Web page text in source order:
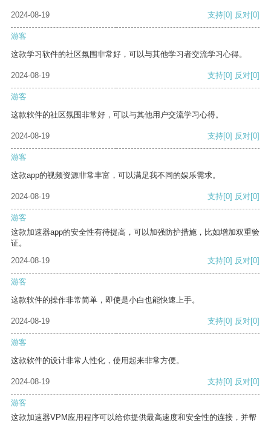
2024-08-19 支持[0] 反对[0]
游客
这款学习软件的社区氛围非常好，可以与其他学习者交流学习心得。
2024-08-19 支持[0] 反对[0]
游客
这款软件的社区氛围非常好，可以与其他用户交流学习心得。
2024-08-19 支持[0] 反对[0]
游客
这款app的视频资源非常丰富，可以满足我不同的娱乐需求。
2024-08-19 支持[0] 反对[0]
游客
这款加速器app的安全性有待提高，可以加强防护措施，比如增加双重验
证。
2024-08-19
支持[0] 反对[0]
游客
这款软件的操作非常简单，即使是小白也能快速上手。
2024-08-19 支持[0] 反对[0]
游客
这款软件的设计非常人性化，使用起来非常方便。
2024-08-19 支持[0] 反对[0]
游客
这款加速器VPM应用程序可以给你提供最高速度和安全性的连接，并帮